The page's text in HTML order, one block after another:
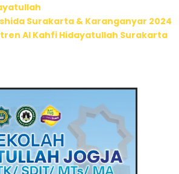
Surakarta & Karanganyar 2024
Al Kahfi Hidayatullah Surakarta